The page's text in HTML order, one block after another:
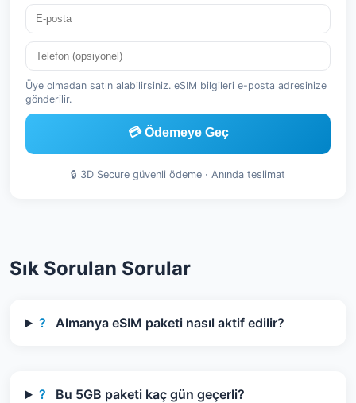
Üye olmadan satın alabilirsiniz. eSIM bilgileri e-posta adresinize
gönderilir.
💳 Ödemeye Geç
🔒 3D Secure güvenli ödeme · Anında teslimat
Sık Sorulan Sorular
? Almanya eSIM paketi nasıl aktif edilir?
? Bu 5GB paketi kaç gün geçerli?